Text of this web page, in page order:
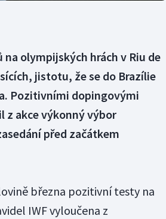
olympijských hrách v Riu de
jistotu, že se do Brazílie
Pozitivními dopingovými
z akce výkonný výbor
před začátkem
března pozitivní testy na
IWF vyloučena z